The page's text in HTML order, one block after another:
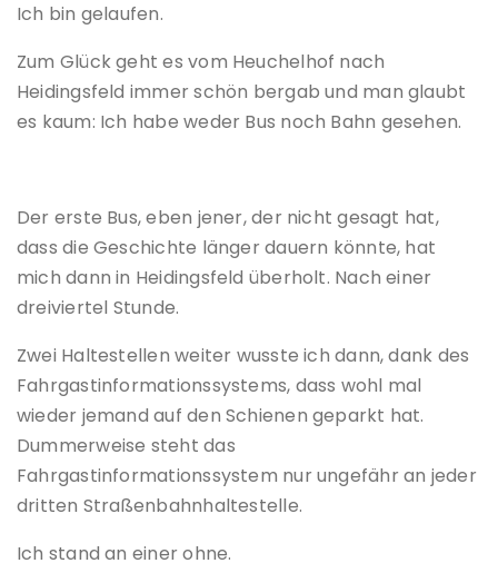
Ich bin gelaufen.
Zum Glück geht es vom Heuchelhof nach
Heidingsfeld immer schön bergab und man glaubt
es kaum: Ich habe weder Bus noch Bahn gesehen.
Der erste Bus, eben jener, der nicht gesagt hat,
dass die Geschichte länger dauern könnte, hat
mich dann in Heidingsfeld überholt. Nach einer
dreiviertel Stunde.
Zwei Haltestellen weiter wusste ich dann, dank des
Fahrgastinformationssystems, dass wohl mal
wieder jemand auf den Schienen geparkt hat.
Dummerweise steht das
Fahrgastinformationssystem nur ungefähr an jeder
dritten Straßenbahnhaltestelle.
Ich stand an einer ohne.